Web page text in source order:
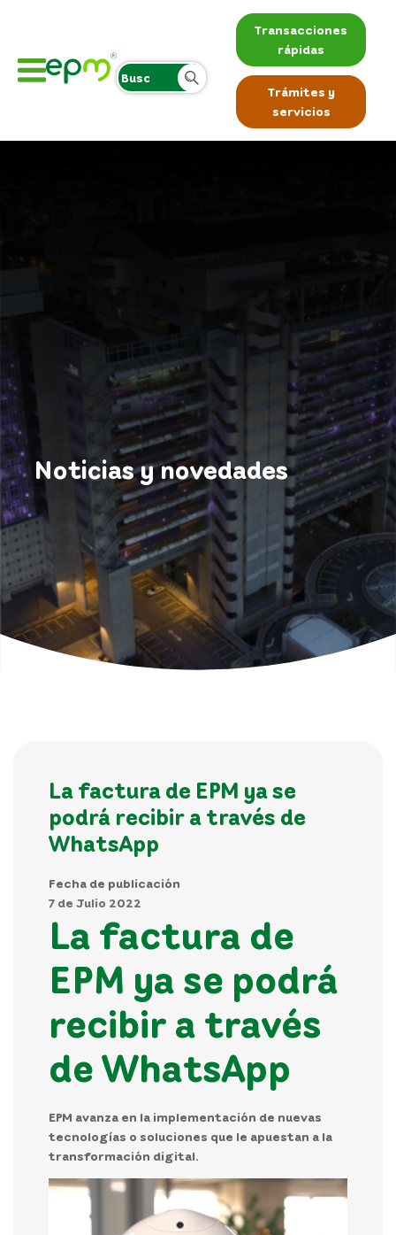
Transacciones
rápidas
Trámites y
servicios
Noticias y novedades
La factura de EPM ya se
podrá recibir a través de
WhatsApp
Fecha de publicación
7 de Julio 2022
La factura de
EPM ya se podrá
recibir a través
de WhatsApp
EPM avanza en la implementación de nuevas
tecnologías o soluciones que le apuestan a la
transformación digital.